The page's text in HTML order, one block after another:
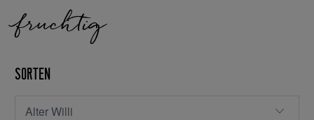
fruchtig
SORTEN